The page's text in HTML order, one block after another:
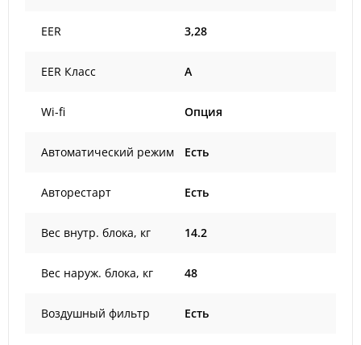
EER 3,28
EER Класс A
Wi-fi Опция
Автоматический режим Есть
Авторестарт Есть
Вес внутр. блока, кг 14.2
Вес наруж. блока, кг 48
Воздушный фильтр Есть